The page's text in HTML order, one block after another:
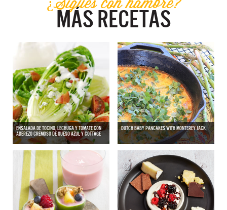
MÁS RECETAS
ENSALADA DE TOCINO, LECHUGA Y TOMATE CON
ADEREZO CREMOSO DE QUESO AZUL Y COTTAGE
DUTCH BABY PANCAKES WITH MONTEREY JACK